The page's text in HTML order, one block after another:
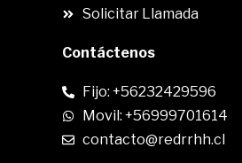
Solicitar Llamada
Contáctenos
Fijo: +56232429596
Movil: +56999701614
contacto@redrrhh.cl